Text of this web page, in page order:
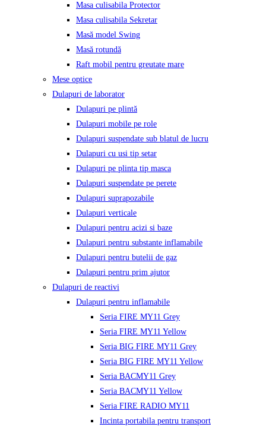
Masa culisabila Protector
Masa culisabila Sekretar
Masă model Swing
Masă rotundă
Raft mobil pentru greutate mare
Mese optice
Dulapuri de laborator
Dulapuri pe plintă
Dulapuri mobile pe role
Dulapuri suspendate sub blatul de lucru
Dulapuri cu usi tip setar
Dulapuri pe plinta tip masca
Dulapuri suspendate pe perete
Dulapuri suprapozabile
Dulapuri verticale
Dulapuri pentru acizi si baze
Dulapuri pentru substante inflamabile
Dulapuri pentru butelii de gaz
Dulapuri pentru prim ajutor
Dulapuri de reactivi
Dulapuri pentru inflamabile
Seria FIRE MY11 Grey
Seria FIRE MY11 Yellow
Seria BIG FIRE MY11 Grey
Seria BIG FIRE MY11 Yellow
Seria BACMY11 Grey
Seria BACMY11 Yellow
Seria FIRE RADIO MY11
Incinta portabila pentru transport